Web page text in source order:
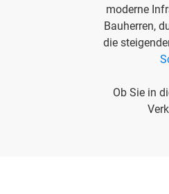
moderne
Bauherren,
die
Ob Sie in